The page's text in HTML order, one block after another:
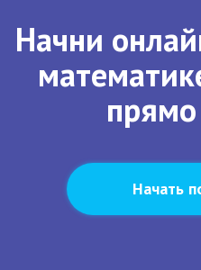
Начни
прямо
Начать